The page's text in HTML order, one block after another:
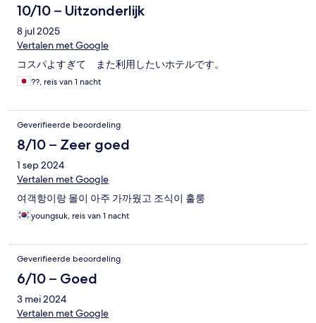
10/10 – Uitzonderlijk
8 jul 2025
Vertalen met Google
コスパよすぎて また利用したいホテルです。
??, reis van 1 nacht
Geverifieerde beoordeling
8/10 – Zeer goed
1 sep 2024
Vertalen met Google
여객항이랑 몰이 아주 가까웠고 조식이 훌룽
youngsuk, reis van 1 nacht
Geverifieerde beoordeling
6/10 – Goed
3 mei 2024
Vertalen met Google